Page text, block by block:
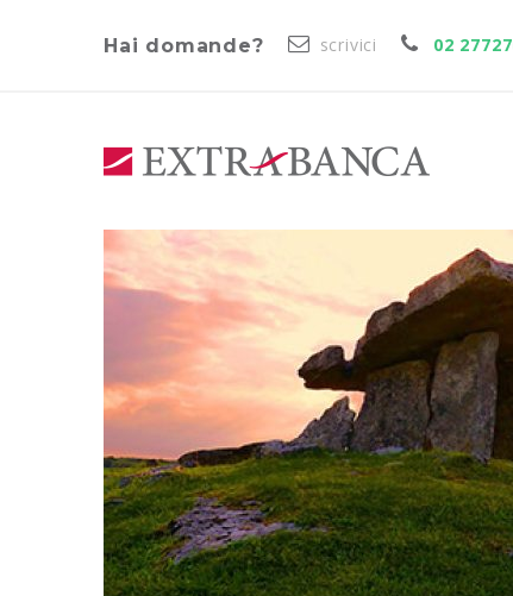
Hai domande? scrivici 02